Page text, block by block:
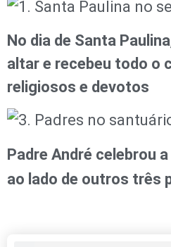
No dia de Santa
altar e recebeu todo o
religiosos e devotos
Padre André celebrou
ao lado de outros três